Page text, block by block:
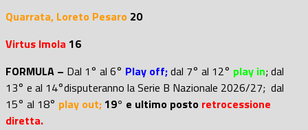
Quarrata, Loreto Pesaro 20
Virtus Imola 16
FORMULA – Dal 1° al 6° Play off;dal 7° al 12° play in; dal
13° e al 14°disputeranno la Serie B Nazionale 2026/27; dal
15° al 18° play out;19° e ultimo posto retrocessione
diretta.